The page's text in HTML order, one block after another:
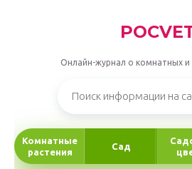
Онлайн-журнал о комнатных и
Комнатные
растения
Сад